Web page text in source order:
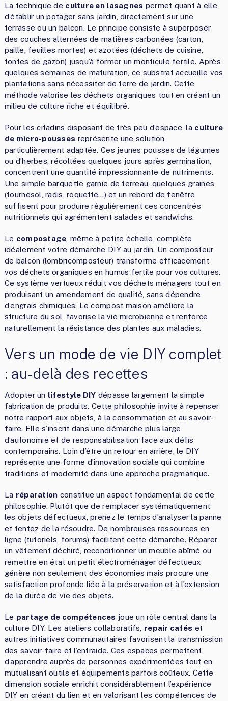
La technique de culture en lasagnes permet quant à elle
d’établir un potager sans jardin, directement sur une
terrasse ou un balcon. Le principe consiste à superposer
des couches alternées de matières carbonées (carton,
paille, feuilles mortes) et azotées (déchets de cuisine,
tontes de gazon) jusqu’à former un monticule fertile. Après
quelques semaines de maturation, ce substrat accueille vos
plantations sans nécessiter de terre de jardin. Cette
méthode valorise les déchets organiques tout en créant un
milieu de culture riche et équilibré.
Pour les citadins disposant de très peu d’espace, la culture
de micro-pousses représente une solution
particulièrement adaptée. Ces jeunes pousses de légumes
ou d’herbes, récoltées quelques jours après germination,
concentrent une quantité impressionnante de nutriments.
Une simple barquette garnie de terreau, quelques graines
(tournesol, radis, roquette…) et un rebord de fenêtre
suffisent pour produire régulièrement ces concentrés
nutritionnels qui agrémentent salades et sandwichs.
Le compostage , même à petite échelle, complète
idéalement votre démarche DIY au jardin. Un composteur
de balcon (lombricomposteur) transforme efficacement
vos déchets organiques en humus fertile pour vos cultures.
Ce système vertueux réduit vos déchets ménagers tout en
produisant un amendement de qualité, sans dépendre
d’engrais chimiques. Le compost maison améliore la
structure du sol, favorise la vie microbienne et renforce
naturellement la résistance des plantes aux maladies.
Vers un mode de vie DIY complet
: au-delà des recettes
Adopter un lifestyle DIY dépasse largement la simple
fabrication de produits. Cette philosophie invite à repenser
notre rapport aux objets, à la consommation et au savoir-
faire. Elle s’inscrit dans une démarche plus large
d’autonomie et de responsabilisation face aux défis
contemporains. Loin d’être un retour en arrière, le DIY
représente une forme d’innovation sociale qui combine
traditions et modernité dans une approche pragmatique.
La réparation constitue un aspect fondamental de cette
philosophie. Plutôt que de remplacer systématiquement
les objets défectueux, prenez le temps d’analyser la panne
et tentez de la résoudre. De nombreuses ressources en
ligne (tutoriels, forums) facilitent cette démarche. Réparer
un vêtement déchiré, reconditionner un meuble abîmé ou
remettre en état un petit électroménager défectueux
génère non seulement des économies mais procure une
satisfaction profonde liée à la préservation et à l’extension
de la durée de vie des objets.
Le partage de compétences joue un rôle central dans la
culture DIY. Les ateliers collaboratifs, repair cafés et
autres initiatives communautaires favorisent la transmission
des savoir-faire et l’entraide. Ces espaces permettent
d’apprendre auprès de personnes expérimentées tout en
mutualisant outils et équipements parfois coûteux. Cette
dimension sociale enrichit considérablement l’expérience
DIY en créant du lien et en valorisant les compétences de